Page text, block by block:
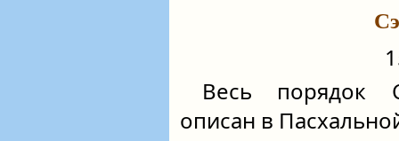
Весь порядок
описан в